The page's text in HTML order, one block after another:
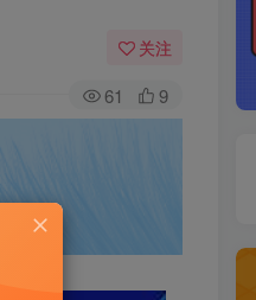
关注
61 9